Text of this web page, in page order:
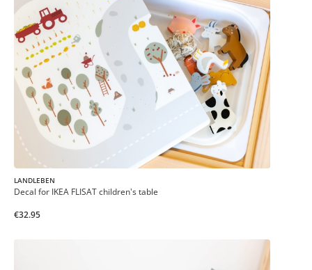
LANDLEBEN
Decal for IKEA FLISAT children's table
€32.95